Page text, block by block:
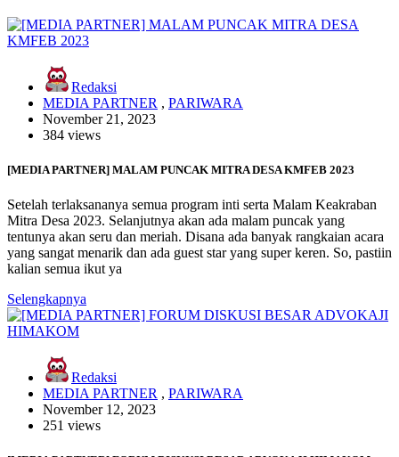
Redaksi
MEDIA PARTNER , PARIWARA
November 21, 2023
384 views
[MEDIA PARTNER] MALAM PUNCAK MITRA DESA KMFEB 2023
Setelah terlaksananya semua program inti serta Malam Keakraban
Mitra Desa 2023. Selanjutnya akan ada malam puncak yang
tentunya akan seru dan meriah. Disana ada banyak rangkaian acara
yang sangat menarik dan ada guest star yang super keren. So, pastiin
kalian semua ikut ya
Selengkapnya
Redaksi
MEDIA PARTNER , PARIWARA
November 12, 2023
251 views